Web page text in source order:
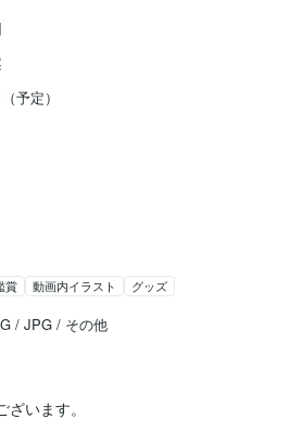
予定）
賞 動画内イラスト グッズ
/ JPG / その他
います。